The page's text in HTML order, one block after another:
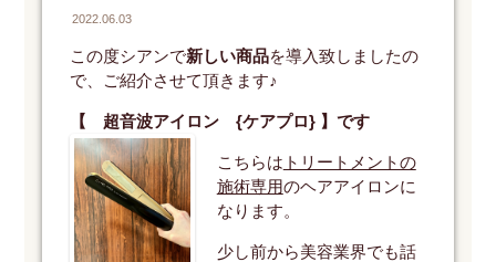
2022.06.03
この度シアンで新しい商品を導入致しましたの
で、ご紹介させて頂きます♪
【 超音波アイロン {ケアプロ} 】です
こちらは トリートメントの
施術専用のヘアアイロンに
なります。
少し前から美容業界でも話